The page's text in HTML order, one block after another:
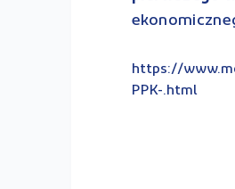
https://
PPK-.html